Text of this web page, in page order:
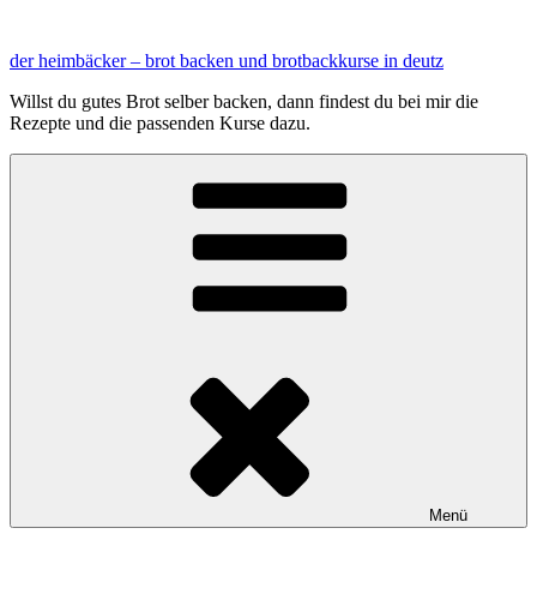
springen
der heimbäcker – brot backen und brotbackkurse in deutz
Willst du gutes Brot selber backen, dann findest du bei mir die
Rezepte und die passenden Kurse dazu.
Menü